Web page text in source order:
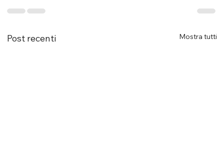
Post recenti Mostra tutti